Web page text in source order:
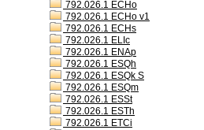
792.026.1 ECHo
792.026.1 ECHo v1
792.026.1 ECHs
792.026.1 ELIc
792.026.1 ENAp
792.026.1 ESQh
792.026.1 ESQk S
792.026.1 ESQm
792.026.1 ESSt
792.026.1 ESTh
792.026.1 ETCi